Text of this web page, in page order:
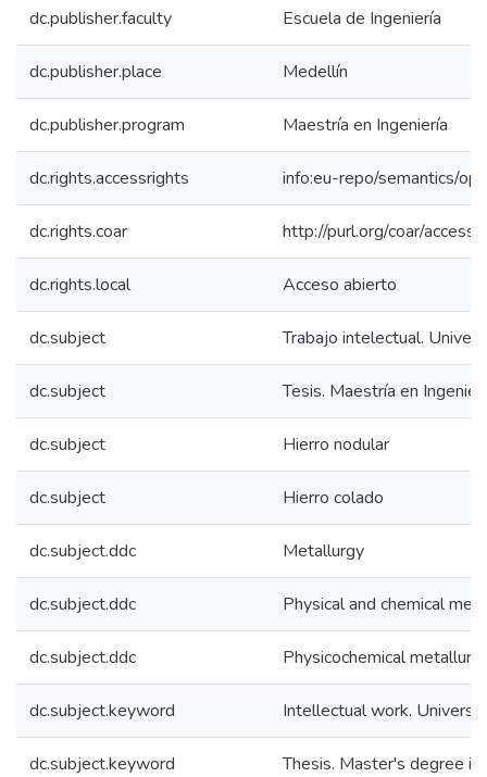
dc.publisher.faculty Escuela de Ingeniería
dc.publisher.place Medellín
dc.publisher.program Maestría en Ingeniería
dc.rights.accessrights info:eu-repo/semantics/
dc.rights.coar http://purl.org/coar/
dc.rights.local Acceso abierto
dc.subject Trabajo intelectual.
dc.subject Tesis. Maestría en
dc.subject Hierro nodular
dc.subject Hierro colado
dc.subject.ddc Metallurgy
dc.subject.ddc Physical and chemical
dc.subject.ddc Physicochemical
dc.subject.keyword Intellectual work.
dc.subject.keyword Thesis. Master's degree in